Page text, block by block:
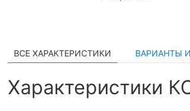
ВСЕ ХАРАКТЕРИСТИКИ ВАРИАНТЫ
Характеристики